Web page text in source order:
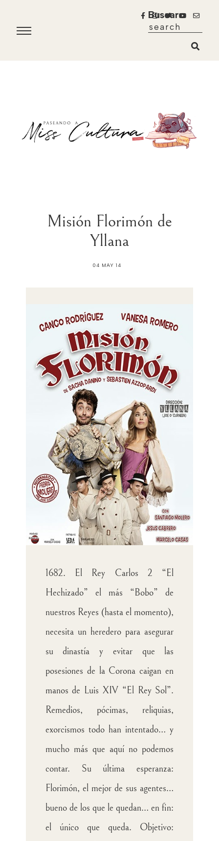
Buscar
Misión Florimón de
Yllana
04 MAY 14
1682. El Rey Carlos 2 “El
Hechizado” el más “Bobo” de
nuestros Reyes (hasta el momento),
necesita un heredero para asegurar
su dinastía y evitar que las
posesiones de la Corona caigan en
manos de Luis XIV “El Rey Sol”.
Remedios, pócimas, reliquias,
exorcismos todo han intentado… y
mucho más que aquí no podemos
contar. Su última esperanza:
Florimón, el mejor de sus agentes…
bueno de los que le quedan… en fin:
el único que queda. Objetivo: